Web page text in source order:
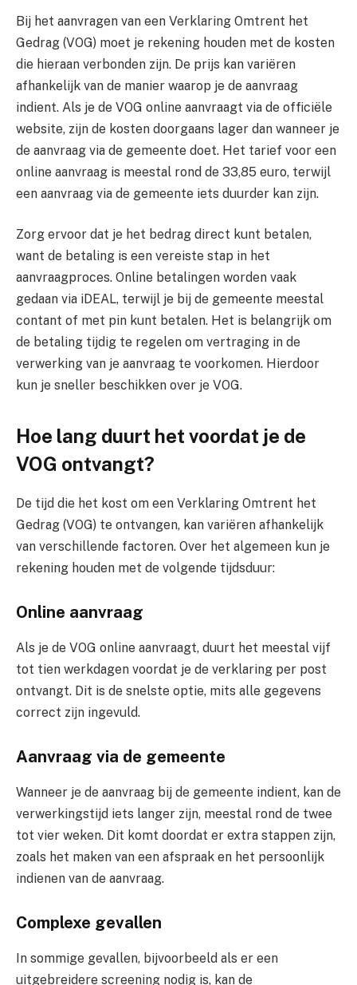
Bij het aanvragen van een Verklaring Omtrent het
Gedrag (VOG) moet je rekening houden met de kosten
die hieraan verbonden zijn. De prijs kan variëren
afhankelijk van de manier waarop je de aanvraag
indient. Als je de VOG online aanvraagt via de officiële
website, zijn de kosten doorgaans lager dan wanneer je
de aanvraag via de gemeente doet. Het tarief voor een
online aanvraag is meestal rond de 33,85 euro, terwijl
een aanvraag via de gemeente iets duurder kan zijn.
Zorg ervoor dat je het bedrag direct kunt betalen,
want de betaling is een vereiste stap in het
aanvraagproces. Online betalingen worden vaak
gedaan via iDEAL, terwijl je bij de gemeente meestal
contant of met pin kunt betalen. Het is belangrijk om
de betaling tijdig te regelen om vertraging in de
verwerking van je aanvraag te voorkomen. Hierdoor
kun je sneller beschikken over je VOG.
Hoe lang duurt het voordat je de
VOG ontvangt?
De tijd die het kost om een Verklaring Omtrent het
Gedrag (VOG) te ontvangen, kan variëren afhankelijk
van verschillende factoren. Over het algemeen kun je
rekening houden met de volgende tijdsduur:
Online aanvraag
Als je de VOG online aanvraagt, duurt het meestal vijf
tot tien werkdagen voordat je de verklaring per post
ontvangt. Dit is de snelste optie, mits alle gegevens
correct zijn ingevuld.
Aanvraag via de gemeente
Wanneer je de aanvraag bij de gemeente indient, kan de
verwerkingstijd iets langer zijn, meestal rond de twee
tot vier weken. Dit komt doordat er extra stappen zijn,
zoals het maken van een afspraak en het persoonlijk
indienen van de aanvraag.
Complexe gevallen
In sommige gevallen, bijvoorbeeld als er een
uitgebreidere screening nodig is, kan de